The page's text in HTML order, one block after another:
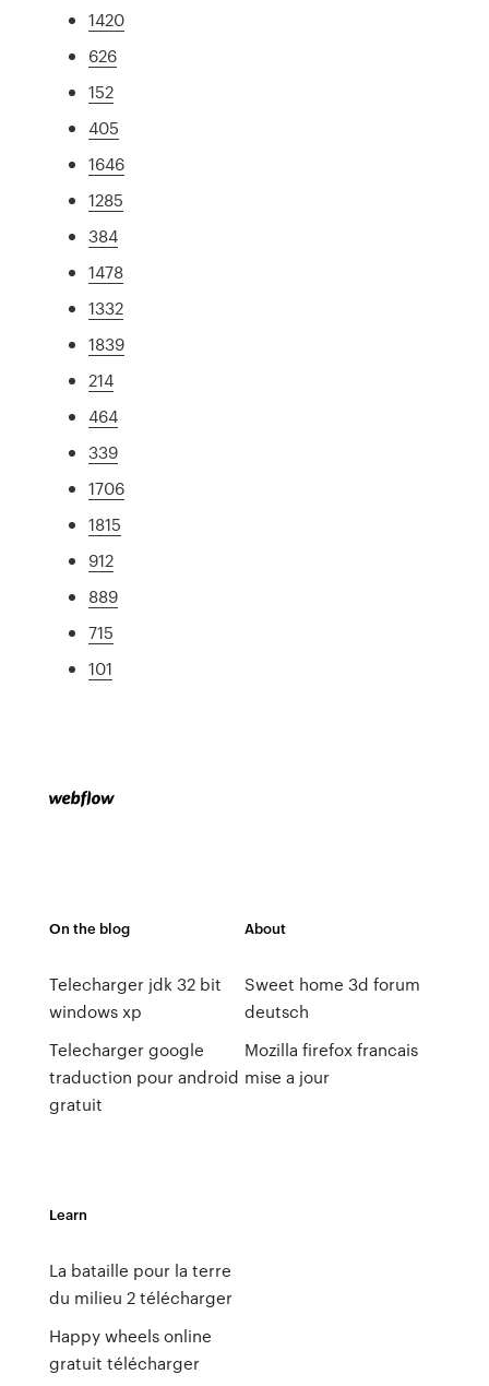
1420
626
152
405
1646
1285
384
1478
1332
1839
214
464
339
1706
1815
912
889
715
101
On the blog
Telecharger jdk 32 bit
windows xp
Telecharger google
traduction pour android
gratuit
About
Sweet home 3d forum
deutsch
Mozilla firefox francais
mise a jour
Learn
La bataille pour la terre
du milieu 2 télécharger
Happy wheels online
gratuit télécharger